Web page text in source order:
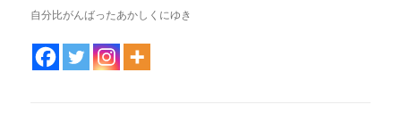
自分比がんばったあかしくにゆき